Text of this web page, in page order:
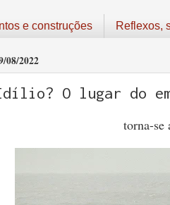
e construções Reflexos,
08/2022
O lugar do
torna-se